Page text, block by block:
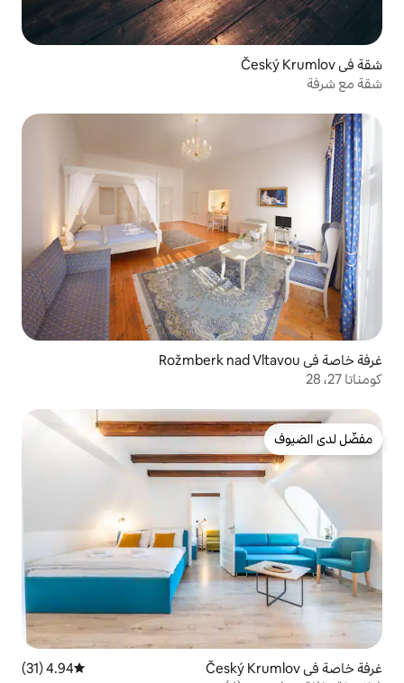
متوسط التقييم 4.94 من 5، 31 مراجعات
4.94 (31)